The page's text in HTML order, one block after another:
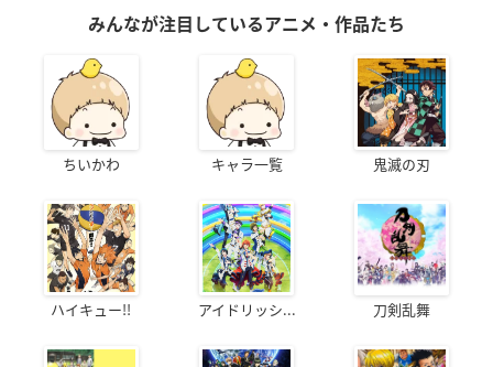
みんなが注目しているアニメ・作品たち
ちいかわ キャラ一覧 鬼滅の刃
ハイキュー!! アイドリッシ... 刀剣乱舞